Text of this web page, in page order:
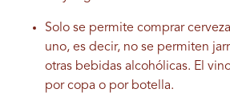
Solo se permite comprar
uno, es decir, no se permiten
otras bebidas alcohólicas. El
por copa o por botella.